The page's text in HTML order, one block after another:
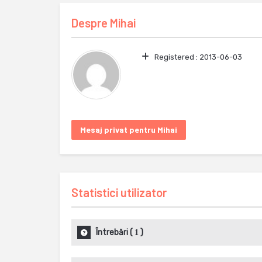
Despre Mihai
Registered : 2013-06-03
Mesaj privat pentru Mihai
Statistici utilizator
Întrebări( 1 )